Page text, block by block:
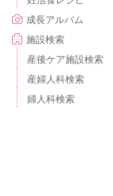
成長アルバム
施設検索
産後ケア施設検索
産婦人科検索
婦人科検索